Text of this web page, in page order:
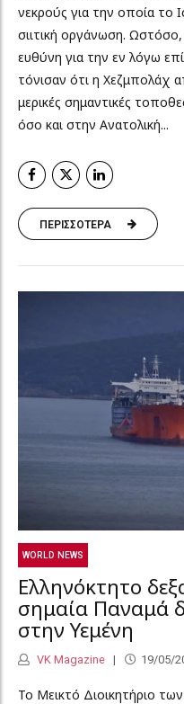
νεκρούς για την οποία το
σιιτική οργάνωση.
ευθύνη για την εν λόγω
τόνισαν ότι η Χεζμπολάχ
μερικές σημαντικές
όσο και στην Ανατολική...
ΠΕΡΙΣΣΟΤΕΡΑ
WORLD NEWS
Ελληνόκτητο
σημαία Παναμά
στην Υεμένη
VK Magazine 19/05/
Το Μεικτό Διοικητήριο